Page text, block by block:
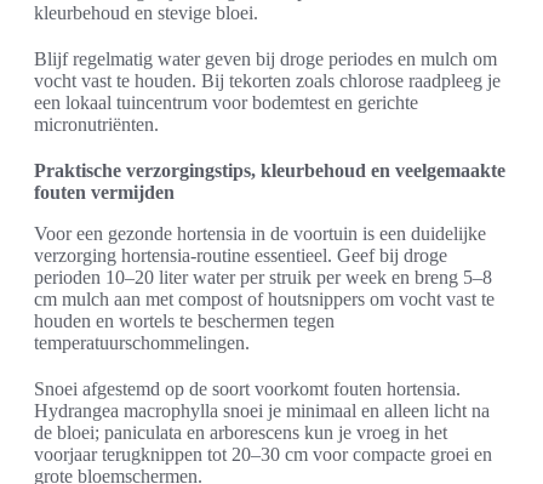
kleurbehoud en stevige bloei.
Blijf regelmatig water geven bij droge periodes en mulch om
vocht vast te houden. Bij tekorten zoals chlorose raadpleeg je
een lokaal tuincentrum voor bodemtest en gerichte
micronutriënten.
Praktische verzorgingstips, kleurbehoud en veelgemaakte
fouten vermijden
Voor een gezonde hortensia in de voortuin is een duidelijke
verzorging hortensia-routine essentieel. Geef bij droge
perioden 10–20 liter water per struik per week en breng 5–8
cm mulch aan met compost of houtsnippers om vocht vast te
houden en wortels te beschermen tegen
temperatuurschommelingen.
Snoei afgestemd op de soort voorkomt fouten hortensia.
Hydrangea macrophylla snoei je minimaal en alleen licht na
de bloei; paniculata en arborescens kun je vroeg in het
voorjaar terugknippen tot 20–30 cm voor compacte groei en
grote bloemschermen.